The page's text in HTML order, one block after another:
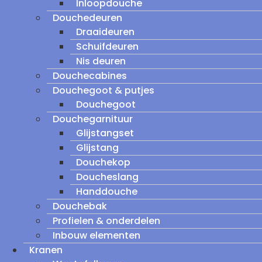
Inloopdouche
Douchedeuren
Draaideuren
Schuifdeuren
Nis deuren
Douchecabines
Douchegoot & putjes
Douchegoot
Douchegarnituur
Glijstangset
Glijstang
Douchekop
Doucheslang
Handdouche
Douchebak
Profielen & onderdelen
Inbouw elementen
Kranen